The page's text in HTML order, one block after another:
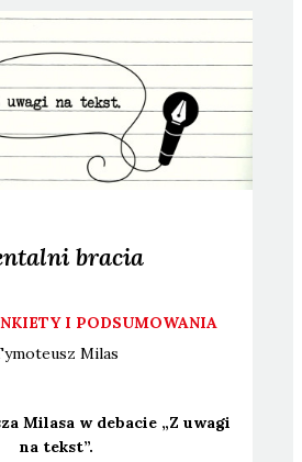
bracia
I PODSUMOWANIA
Milas
Mila­sa w deba­cie „Z uwa­gi
na tekst”.